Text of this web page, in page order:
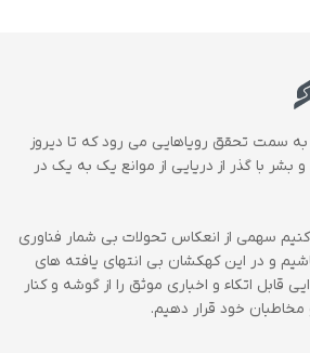
به سمت تحقق رویاهایی می رود که تا دیروز
با گذر از دریایی از موانع یک به یک در
سهمی از انعکاس تحولات بی شمار فناوری
و در این کهکشان بی انتهای یافته های
اتکاء و اخباری موثق را از گوشه و کنار
مخاطبان خود قرار دهیم.